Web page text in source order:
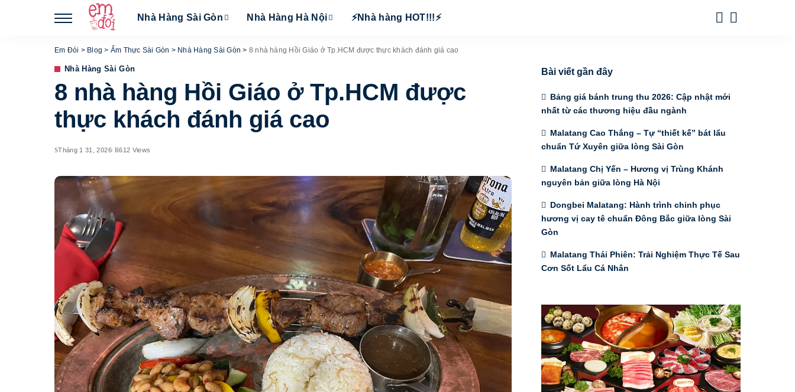
Nhà Hàng Sài Gòn Nhà Hàng Hà Nội ⚡Nhà hàng HOT!!!⚡
Em Đói > Blog > Ẩm Thực Sài Gòn > Nhà Hàng Sài Gòn > 8 nhà hàng Hồi Giáo ở Tp.HCM được thực khách đánh giá cao
Nhà Hàng Sài Gòn
8 nhà hàng Hồi Giáo ở Tp.HCM được
thực khách đánh giá cao
Tháng 1 31, 2026 612 Views
Bài viết gần đây
Bảng giá bánh trung thu 2026: Cập nhật mới
nhất từ các thương hiệu đầu ngành
Malatang Cao Thắng – Tự “thiết kế” bát lẩu
chuẩn Tứ Xuyên giữa lòng Sài Gòn
Malatang Chị Yến – Hương vị Trùng Khánh
nguyên bản giữa lòng Hà Nội
Dongbei Malatang: Hành trình chinh phục
hương vị cay tê chuẩn Đông Bắc giữa lòng Sài
Gòn
Malatang Thái Phiên: Trải Nghiệm Thực Tế Sau
Cơn Sốt Lẩu Cá Nhân